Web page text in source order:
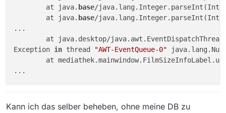
	at java.
base/
	at java.
base/
...
at java.desktop/
Exception in thread "AWT-EventQueue-0"
at
Kann ich das selber beheben, ohne meine DB zu